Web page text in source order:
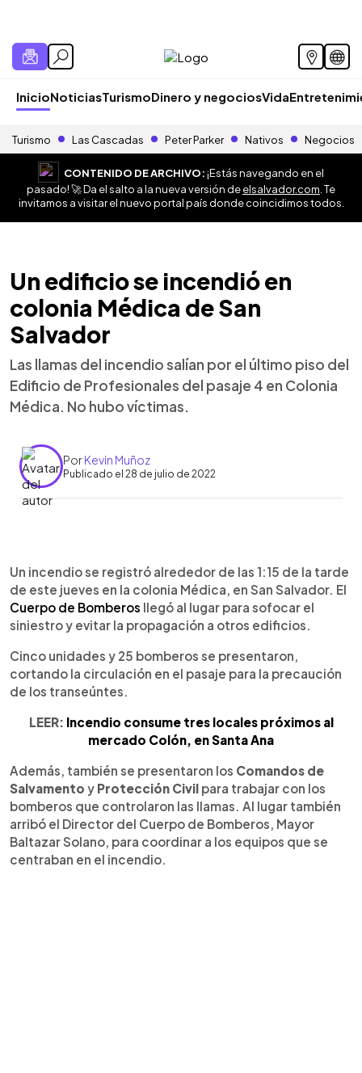
InicioNoticiasTurismoDinero y negociosVida
Turismo Las Cascadas Peter Parker Nativos Negocios
CONTENIDO DE ARCHIVO:¡Estás navegando en el
pasado! 🚀 Da el salto a la nueva versión deelsalvador.com . Te
invitamos a visitar el nuevo portal país donde coincidimos todos.
Un edificio se incendió en
colonia Médica de San
Salvador
Las llamas del incendio salían por el último piso del
Edificio de Profesionales del pasaje 4 en Colonia
Médica. No hubo víctimas.
PorKevin Muñoz
Publicado el 28 de julio de 2022
Escuchar artículo
Un incendio se registró alrededor de las 1:15 de la tarde
de este jueves en la colonia Médica, en San Salvador. El
Cuerpo de Bomberos llegó al lugar para sofocar el
siniestro y evitar la propagación a otros edificios.
Cinco unidades y 25 bomberos se presentaron,
cortando la circulación en el pasaje para la precaución
de los transeúntes.
LEER: Incendio consume tres locales próximos al
mercado Colón, en Santa Ana
Además, también se presentaron los Comandos de
Salvamento y Protección Civil para trabajar con los
bomberos que controlaron las llamas. Al lugar también
arribó el Director del Cuerpo de Bomberos, Mayor
Baltazar Solano, para coordinar a los equipos que se
centraban en el incendio.